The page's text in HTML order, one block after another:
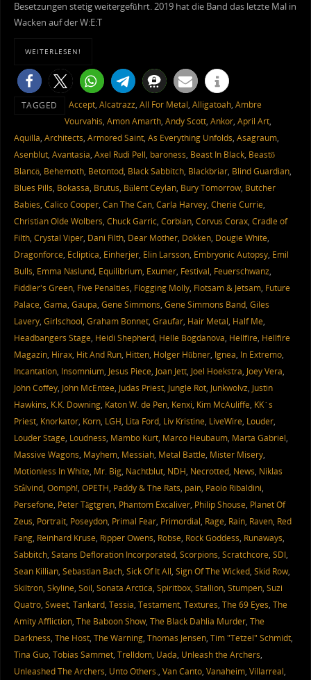
Besetzungen stetig weitergeführt. 2019 hat die Band das letzte Mal in
Wacken auf der W:E:T
WEITERLESEN!
TAGGED Accept, Alcatrazz, All For Metal, Alligatoah, Ambre
Vourvahis, Amon Amarth, Andy Scott, Ankor, April Art,
Aquilla, Architects, Armored Saint, As Everything Unfolds, Asagraum,
Asenblut, Avantasia, Axel Rudi Pell, baroness, Beast In Black, Beastö
Blancö, Behemoth, Betontod, Black Sabbitch, Blackbriar, Blind Guardian,
Blues Pills, Bokassa, Brutus, Bülent Ceylan, Bury Tomorrow, Butcher
Babies, Calico Cooper, Can The Can, Carla Harvey, Cherie Currie,
Christian Olde Wolbers, Chuck Garric, Corbian, Corvus Corax, Cradle of
Filth, Crystal Viper, Dani Filth, Dear Mother, Dokken, Dougie White,
Dragonforce, Ecliptica, Einherjer, Elin Larsson, Embryonic Autopsy, Emil
Bulls, Emma Näslund, Equilibrium, Exumer, Festival, Feuerschwanz,
Fiddler's Green, Five Penalties, Flogging Molly, Flotsam & Jetsam, Future
Palace, Gama, Gaupa, Gene Simmons, Gene Simmons Band, Giles
Lavery, Girlschool, Graham Bonnet, Graufar, Hair Metal, Half Me,
Headbangers Stage, Heidi Shepherd, Helle Bogdanova, Hellfire, Hellfire
Magazin, Hirax, Hit And Run, Hitten, Holger Hübner, Ignea, In Extremo,
Incantation, Insomnium, Jesus Piece, Joan Jett, Joel Hoekstra, Joey Vera,
John Coffey, John McEntee, Judas Priest, Jungle Rot, Junkwolvz, Justin
Hawkins, K.K. Downing, Katon W. de Pen, Kenxi, Kim McAuliffe, KK´s
Priest, Knorkator, Korn, LGH, Lita Ford, Liv Kristine, LiveWire, Louder,
Louder Stage, Loudness, Mambo Kurt, Marco Heubaum, Marta Gabriel,
Massive Wagons, Mayhem, Messiah, Metal Battle, Mister Misery,
Motionless In White, Mr. Big, Nachtblut, NDH, Necrotted, News, Niklas
Stålvind, Oomph!, OPETH, Paddy & The Rats, pain, Paolo Ribaldini,
Persefone, Peter Tägtgren, Phantom Excaliver, Philip Shouse, Planet Of
Zeus, Portrait, Poseydon, Primal Fear, Primordial, Rage, Rain, Raven, Red
Fang, Reinhard Kruse, Ripper Owens, Robse, Rock Goddess, Runaways,
Sabbitch, Satans Defloration Incorporated, Scorpions, Scratchcore, SDI,
Sean Killian, Sebastian Bach, Sick Of It All, Sign Of The Wicked, Skid Row,
Skiltron, Skyline, Soil, Sonata Arctica, Spiritbox, Stallion, Stumpen, Suzi
Quatro, Sweet, Tankard, Tessia, Testament, Textures, The 69 Eyes, The
Amity Affliction, The Baboon Show, The Black Dahlia Murder, The
Darkness, The Host, The Warning, Thomas Jensen, Tim "Tetzel" Schmidt,
Tina Guo, Tobias Sammet, Trelldom, Uada, Unleash the Archers,
Unleashed The Archers, Unto Others., Van Canto, Vanaheim, Villarreal,